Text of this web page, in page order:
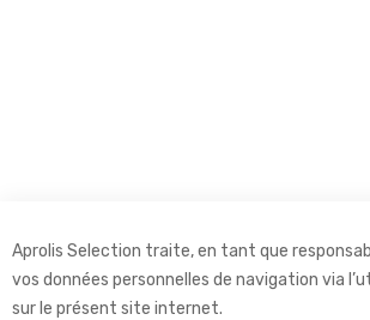
Aprolis Selection traite, en tant que
vos données personnelles de navigation via
sur le présent site internet.